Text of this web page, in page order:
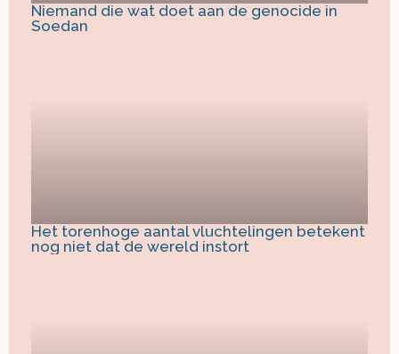
Niemand die wat doet aan de genocide in
Soedan
Het torenhoge aantal vluchtelingen betekent
nog niet dat de wereld instort